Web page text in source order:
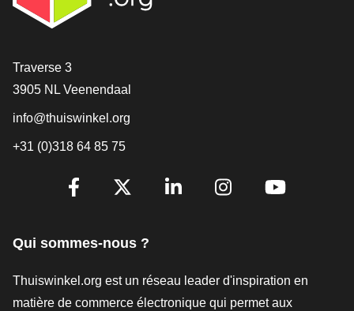
[_General:Contact]
Traverse 3
3905 NL Veenendaal
info@thuiswinkel.org
+31 (0)318 64 85 75
[_General:SocialMediaTitle]
Qui sommes-nous ?
Thuiswinkel.org est un réseau leader d'inspiration en
matière de commerce électronique qui permet aux